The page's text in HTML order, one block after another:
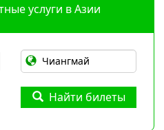
услуги в Азии
Найти билеты